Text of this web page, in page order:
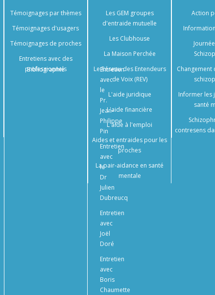
Témoignages par thèmes
Témoignages d'usagers
Témoignages de proches
Entretiens avec des
professionnels
Entretien
avec
le
Pr.
Jean-
Philippe
Pin
Entretien
avec
le
Dr
Julien
Dubreucq
Entretien
avec
Joël
Doré
Entretien
avec
Boris
Chaumette
Bibliographie
Les GEM groupes
d'entraide mutuelle
Les Clubhouse
La Maison Perchée
Le Réseau des Entendeurs
de Voix (REV)
L'aide juridique
L'aide financière
L'aide à l'emploi
Aides et entraides pour les
proches
La pair-aidance en santé
mentale
Action
Changement
Informer les
santé
contresens